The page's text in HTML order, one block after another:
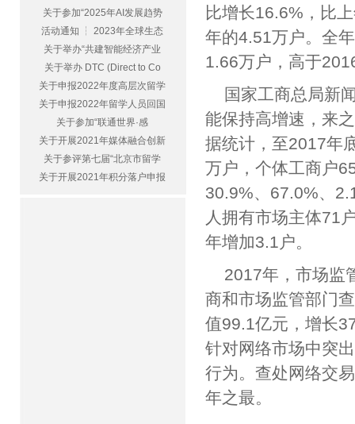
关于参加“2025年AI发展趋势
活动通知 ┆ 2023年全球生态
关于举办“共建智能经济产业
关于举办 DTC (Direct to Co
关于申报2022年度高层次留学
关于申报2022年留学人员回国
关于参加“联通世界·感
关于开展2021年媒体融合创新
关于参评第七届“北京市留学
关于开展2021年积分落户申报
比增长16.6%，比
年的4.51万户。全
1.66万户，高于
国家工商总局新
能保持高增速，来
据统计，至2017年
万户，个体工商户
30.9%、67.0%、
人拥有市场主体71
年增加3.1户。
2017年，市场监
商和市场监管部门
值99.1亿元，增长
针对网络市场中突
行为。查处网络交
年之最。